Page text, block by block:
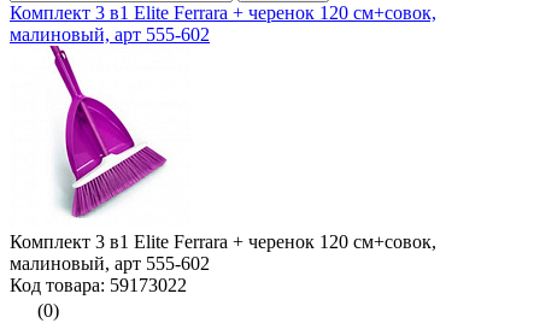
Комплект 3 в1 Elite Ferrara + черенок 120 см+совок,
малиновый, арт 555-602
Комплект 3 в1 Elite Ferrara + черенок 120 см+совок,
малиновый, арт 555-602
Код товара: 59173022
(0)